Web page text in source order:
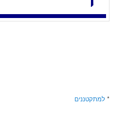
*למתקטננים